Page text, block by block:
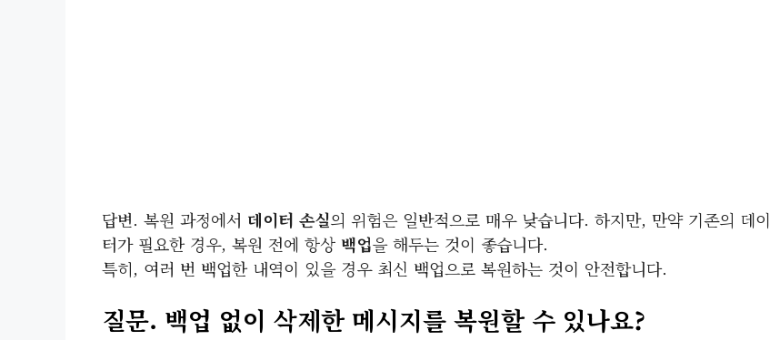
답변. 복원 과정에서 데이터 손실의 위험은 일반적으로 매우 낮습니다. 하지만, 만약 기존의 데이
터가 필요한 경우, 복원 전에 항상 백업을 해두는 것이 좋습니다.
특히, 여러 번 백업한 내역이 있을 경우 최신 백업으로 복원하는 것이 안전합니다.
질문. 백업 없이 삭제한 메시지를 복원할 수 있나요?